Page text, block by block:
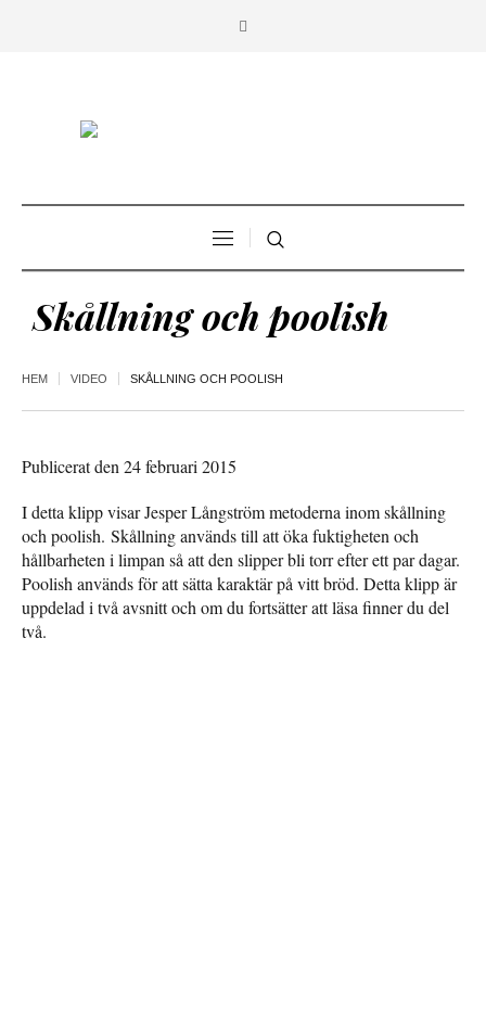
Skållning och poolish
HEM VIDEO SKÅLLNING OCH POOLISH
Publicerat den 24 februari 2015
I detta klipp visar Jesper Långström metoderna inom skållning
och poolish. Skållning används till att öka fuktigheten och
hållbarheten i limpan så att den slipper bli torr efter ett par dagar.
Poolish används för att sätta karaktär på vitt bröd. Detta klipp är
uppdelad i två avsnitt och om du fortsätter att läsa finner du del
två.